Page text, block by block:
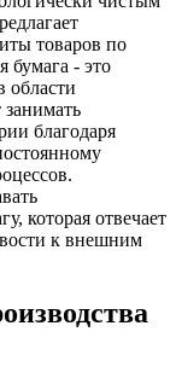
товаров по
бумага - это
области
благодаря
которая отвечает
к внешним